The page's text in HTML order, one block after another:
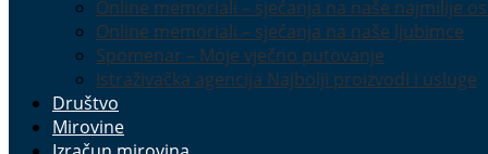
Online memoriali – sjećanja na naše najmilije
Online memoriali – sjećanja na naše ljubimce
Spomenar – Moje vječno putovanje
Istraživačka agencija Najbolji proizvodi i usluge
Društvo
Mirovine